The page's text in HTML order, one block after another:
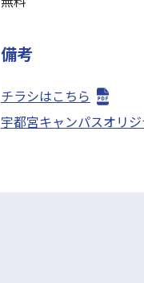
備考
チラシはこちら
宇都宮キャンパスオリ